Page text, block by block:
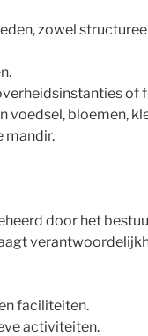
zowel
of
voedsel, bloemen,
mandir.
door het
faciliteiten.
activiteiten.